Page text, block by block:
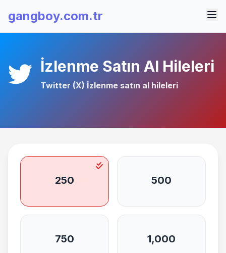
gangboy.com.tr
İzlenme Satın Al Hileleri
Twitter (X) İzlenme satın al hileleri
250 500
750 1,000